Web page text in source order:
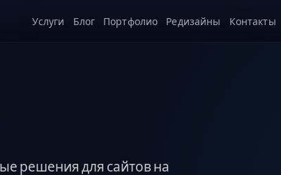
Услуги Блог Портфолио Редизайны Контакты
решения для сайтов на